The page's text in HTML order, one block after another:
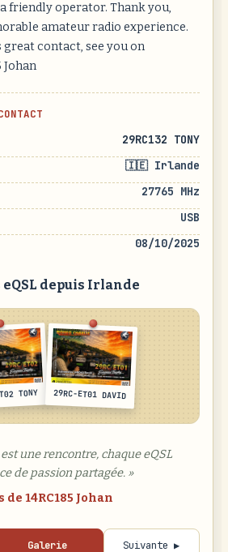
friendly operator. Thank you,
amateur radio experience.
great contact, see you on
Johan
29RC132 TONY
🇮🇪 Irlande
27765 MHz
USB
08/10/2025
depuis Irlande
TONY 29RC-ET01 DAVID
est une rencontre, chaque eQSL
de passion partagée. »
de 14RC185 Johan
Galerie Suivante ▶